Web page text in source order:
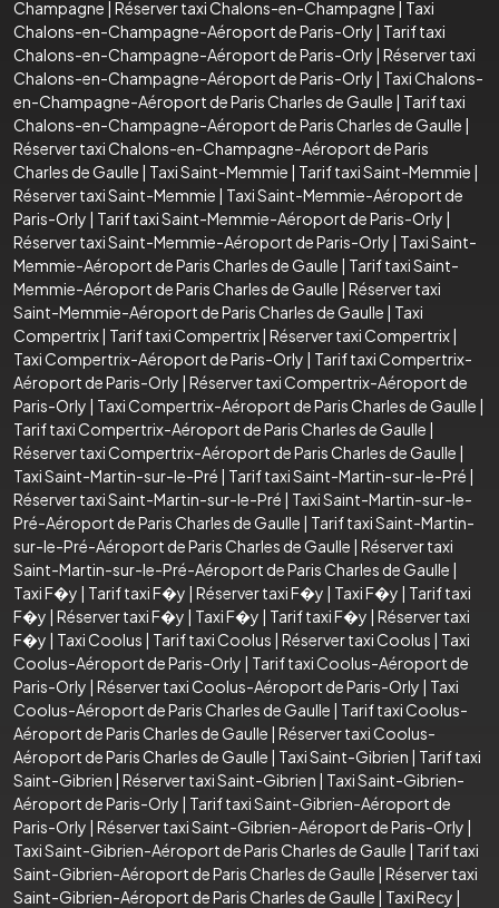
Champagne | Réserver taxi Chalons-en-Champagne | Taxi
Chalons-en-Champagne-Aéroport de Paris-Orly | Tarif taxi
Chalons-en-Champagne-Aéroport de Paris-Orly | Réserver taxi
Chalons-en-Champagne-Aéroport de Paris-Orly | Taxi Chalons-
en-Champagne-Aéroport de Paris Charles de Gaulle | Tarif taxi
Chalons-en-Champagne-Aéroport de Paris Charles de Gaulle |
Réserver taxi Chalons-en-Champagne-Aéroport de Paris
Charles de Gaulle | Taxi Saint-Memmie | Tarif taxi Saint-Memmie |
Réserver taxi Saint-Memmie | Taxi Saint-Memmie-Aéroport de
Paris-Orly | Tarif taxi Saint-Memmie-Aéroport de Paris-Orly |
Réserver taxi Saint-Memmie-Aéroport de Paris-Orly | Taxi Saint-
Memmie-Aéroport de Paris Charles de Gaulle | Tarif taxi Saint-
Memmie-Aéroport de Paris Charles de Gaulle | Réserver taxi
Saint-Memmie-Aéroport de Paris Charles de Gaulle | Taxi
Compertrix| Tarif taxi Compertrix| Réserver taxi Compertrix|
Taxi Compertrix-Aéroport de Paris-Orly | Tarif taxi Compertrix-
Aéroport de Paris-Orly | Réserver taxi Compertrix-Aéroport de
Paris-Orly | Taxi Compertrix-Aéroport de Paris Charles de Gaulle |
Tarif taxi Compertrix-Aéroport de Paris Charles de Gaulle |
Réserver taxi Compertrix-Aéroport de Paris Charles de Gaulle |
Taxi Saint-Martin-sur-le-Pré | Tarif taxi Saint-Martin-sur-le-Pré |
Réserver taxi Saint-Martin-sur-le-Pré | Taxi Saint-Martin-sur-le-
Pré-Aéroport de Paris Charles de Gaulle | Tarif taxi Saint-Martin-
sur-le-Pré-Aéroport de Paris Charles de Gaulle | Réserver taxi
Saint-Martin-sur-le-Pré-Aéroport de Paris Charles de Gaulle |
Taxi F�y | Tarif taxi F�y | Réserver taxi F�y | Taxi F�y | Tarif taxi
F�y | Réserver taxi F�y | Taxi F�y | Tarif taxi F�y | Réserver taxi
F�y | Taxi Coolus | Tarif taxi Coolus | Réserver taxi Coolus | Taxi
Coolus-Aéroport de Paris-Orly | Tarif taxi Coolus-Aéroport de
Paris-Orly | Réserver taxi Coolus-Aéroport de Paris-Orly | Taxi
Coolus-Aéroport de Paris Charles de Gaulle | Tarif taxi Coolus-
Aéroport de Paris Charles de Gaulle | Réserver taxi Coolus-
Aéroport de Paris Charles de Gaulle | Taxi Saint-Gibrien | Tarif taxi
Saint-Gibrien | Réserver taxi Saint-Gibrien | Taxi Saint-Gibrien-
Aéroport de Paris-Orly | Tarif taxi Saint-Gibrien-Aéroport de
Paris-Orly | Réserver taxi Saint-Gibrien-Aéroport de Paris-Orly |
Taxi Saint-Gibrien-Aéroport de Paris Charles de Gaulle | Tarif taxi
Saint-Gibrien-Aéroport de Paris Charles de Gaulle | Réserver taxi
Saint-Gibrien-Aéroport de Paris Charles de Gaulle | Taxi Recy |